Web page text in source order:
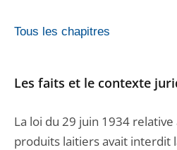
Tous les chapitres
Les faits et le contexte
La loi du 29 juin 1934
produits laitiers avait interdit